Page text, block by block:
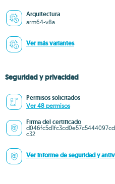
Arquitectura
arm64-v8a
Ver más variantes
Seguridad y privacidad
Permisos solicitados
Ver 48 permisos
Firma del certificado
c32
Ver informe de seguridad y